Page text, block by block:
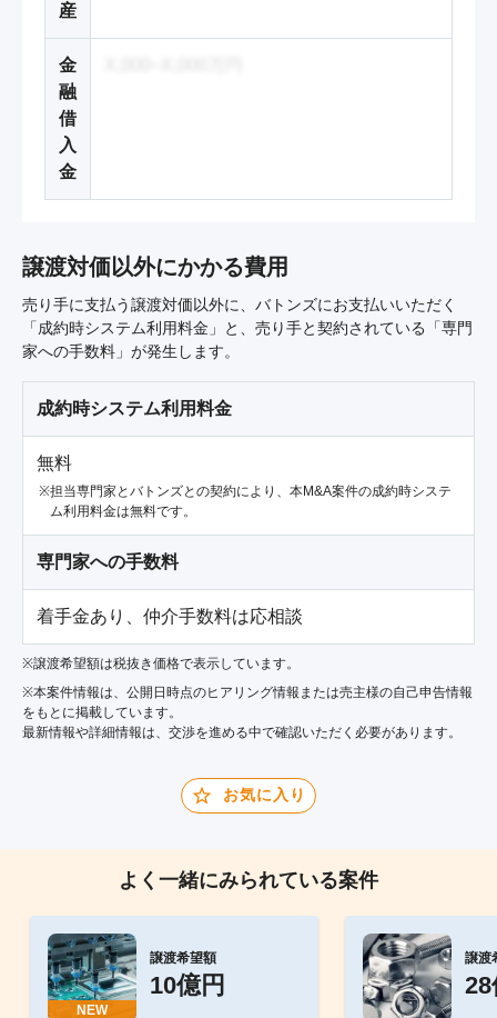
産
金
融
借
入
金
譲渡対価以外にかかる費用
売り手に支払う譲渡対価以外に、バトンズにお支払いいただく
「成約時システム利用料金」と、売り手と契約されている「専門
家への手数料」が発生します。
成約時システム利用料金
無料
担当専門家とバトンズとの契約により、本M&A案件の成約時システ
ム利用料金は無料です。
専門家への手数料
着手金あり、仲介手数料は応相談
※譲渡希望額は税抜き価格で表示しています。
※本案件情報は、公開日時点のヒアリング情報または売主様の自己申告情報
をもとに掲載しています。
最新情報や詳細情報は、交渉を進める中で確認いただく必要があります。
お気に入り
よく一緒にみられている案件
NEW
譲渡希望額
10億円
譲渡
28